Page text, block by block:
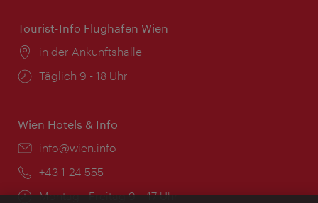
Tourist-Info Flughafen Wien
Ort:
in der Ankunftshalle
Öffnungszeiten:
Täglich 9 - 18 Uhr
Wien Hotels & Info
Email:
info@wien.info
Telefon:
+43-1-24 555
Öffnungszeiten:
Montag - Freitag 9 – 17 Uhr